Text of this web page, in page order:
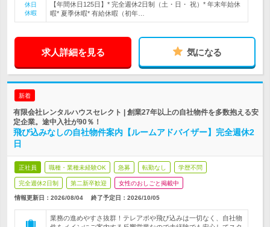
休日
休暇
【年間休日125日】* 完全週休2日制（土・日・ 祝）* 年末年始休
暇* 夏季休暇* 有給休暇（初年…
求人詳細を見る 気になる
新着
有限会社レンタルハウスセレクト | 創業27年以上の自社物件を多数抱える安
定企業。途中入社が90％！
飛び込みなしの自社物件案内【ルームアドバイザー】完全週休2
日
正社員 職種・業種未経験OK 急募 転勤なし 学歴不問
完全週休2日制 第二新卒歓迎 女性のおしごと掲載中
情報更新日：2026/08/04 終了予定日： 2026/10/05
業務の進めやすさ抜群！テレアポや飛び込みは一切なく、自社物